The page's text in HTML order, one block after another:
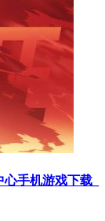
手机游戏下载_